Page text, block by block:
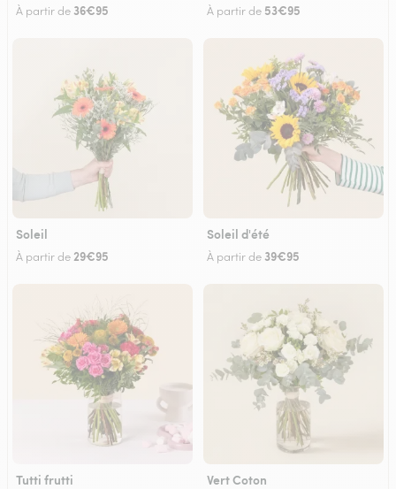
À partir de 36€95 À partir de 53€95
Soleil
À partir de29€95
Soleil d'été
À partir de 39€95
Tutti frutti Vert Coton